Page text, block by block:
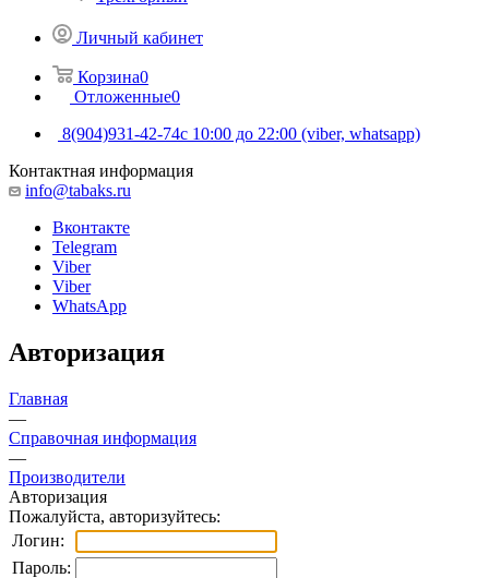
Личный кабинет
Корзина0
Отложенные0
8(904)931-42-74с 10:00 до 22:00 (viber, whatsapp)
Контактная информация
info@tabaks.ru
Вконтакте
Telegram
Viber
Viber
WhatsApp
Авторизация
Главная
—
Справочная информация
—
Производители
Авторизация
Пожалуйста, авторизуйтесь:
Логин:
Пароль: